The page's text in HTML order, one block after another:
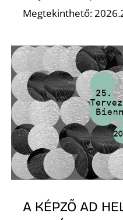
Megtekinthető:
A KÉPZŐ AD